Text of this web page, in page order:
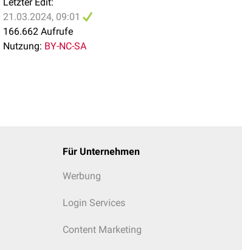
21.03.2024, 09:01
166.662 Aufrufe
Nutzung: BY-NC-SA
Für Unternehmen
Werbung
Login Services
Content Marketing